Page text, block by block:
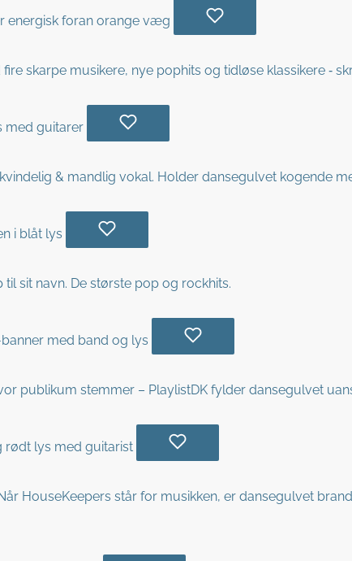
skarpe musikere, nye pophits og tidløse klassikere ‑
& mandlig vokal. Holder dansegulvet kogende
sit navn. De største pop og rockhits.
publikum stemmer – PlaylistDK fylder dansegulvet
HouseKeepers står for musikken, er dansegulvet